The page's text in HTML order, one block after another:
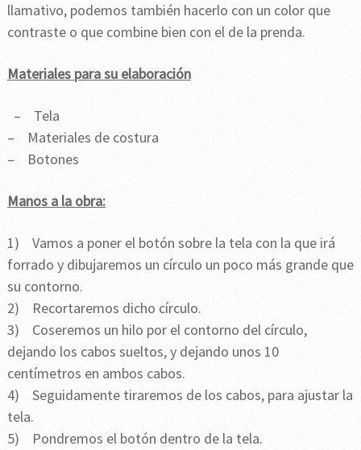
llamativo, podemos también hacerlo con un color que
contraste o que combine bien con el de la prenda.
Materiales para su elaboración
– Tela
– Materiales de costura
– Botones
Manos a la obra:
1) Vamos a poner el botón sobre la tela con la que irá
forrado y dibujaremos un círculo un poco más grande que
su contorno.
2) Recortaremos dicho círculo.
3) Coseremos un hilo por el contorno del círculo,
dejando los cabos sueltos, y dejando unos 10
centímetros en ambos cabos.
4) Seguidamente tiraremos de los cabos, para ajustar la
tela.
5) Pondremos el botón dentro de la tela.